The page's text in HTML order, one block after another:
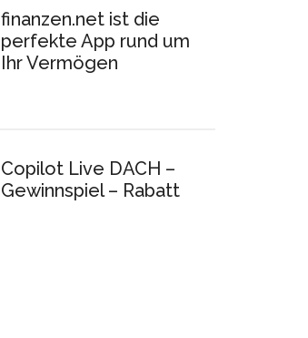
finanzen.net ist die
perfekte App rund um
Ihr Vermögen
Copilot Live DACH –
Gewinnspiel – Rabatt